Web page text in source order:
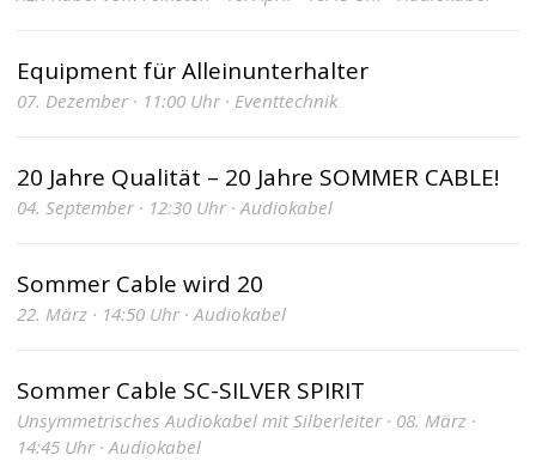
Equipment für Alleinunterhalter
07. Dezember · 11:00 Uhr · Eventtechnik
20 Jahre Qualität – 20 Jahre SOMMER CABLE!
04. September · 12:30 Uhr · Audiokabel
Sommer Cable wird 20
22. März · 14:50 Uhr · Audiokabel
Sommer Cable SC-SILVER SPIRIT
Unsymmetrisches Audiokabel mit Silberleiter · 08. März ·
14:45 Uhr · Audiokabel